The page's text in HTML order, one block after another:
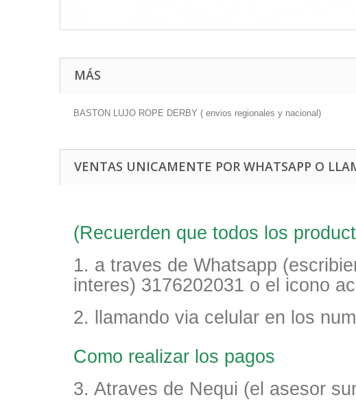
MÁS
BASTON LUJO ROPE DERBY ( envios regionales y nacional)
VENTAS UNICAMENTE POR WHATSAPP O
(Recuerden que todos los
1. a traves de Whatsapp
interes) 3176202031 o el icono
2. llamando via celular en los
Como realizar los pagos
3. Atraves de Nequi (el asesor